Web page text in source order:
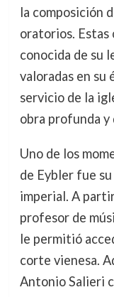
la composición
oratorios. Estas
conocida de su
valoradas en su
servicio de la
obra profunda y
Uno de los
de Eybler fue
imperial. A
profesor de
le permitió
corte vienesa.
Antonio Salieri